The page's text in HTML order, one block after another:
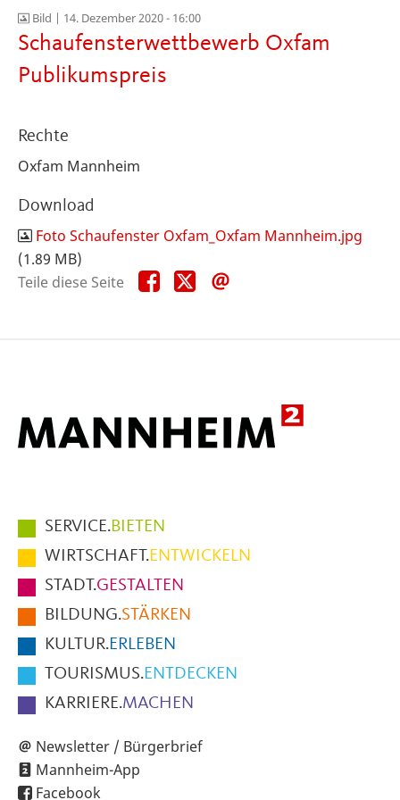
Bild | 14. Dezember 2020 - 16:00
Schaufensterwettbewerb Oxfam
Publikumspreis
Rechte
Oxfam Mannheim
Download
Foto Schaufenster Oxfam_Oxfam Mannheim.jpg
(1.89 MB)
Teile diese Seite
Teile
diese
Teile
diese
Hauptmenüpunkte
im
Fußbereich
der
Seite
SERVICE.BIETEN
WIRTSCHAFT.ENTWICKELN
STADT.GESTALTEN
BILDUNG.STÄRKEN
KULTUR.ERLEBEN
TOURISMUS.ENTDECKEN
KARRIERE.MACHEN
Newsletter / Bürgerbrief
Mannheim-App
Facebook